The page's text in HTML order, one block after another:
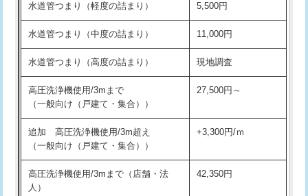
洗面台設置 38,500円
化粧台設置 22,000円
追加人工 16,500円
廃棄・処分 現場見積
※給水管工事は20mmまでの価格です。
交換・取付(排水栓・排水トラップ
22,000円+材料費
持込商品取付（混合水栓）
持込商品取付（浄水器・分岐水栓） 16,500円
業）
水道管つまり（軽度の詰まり） 5,500円
水道管つまり（中度の詰まり） 11,000円
水道管つまり（高度の詰まり） 現地調査
高圧洗浄機使用/3mまで
（一般向け（戸建て・集合））
27,500円～
追加 高圧洗浄機使用/3m超え
（一般向け（戸建て・集合））
+3,300円/ｍ
高圧洗浄機使用/3mまで（店舗・法
人）
42,350円